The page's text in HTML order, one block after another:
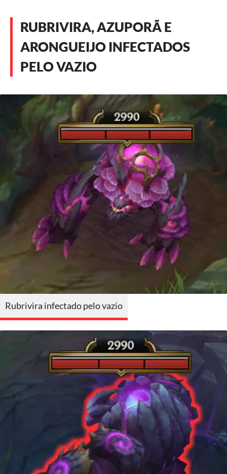
RUBRIVIRA, AZUPORÃ E
ARONGUEIJO INFECTADOS
PELO VAZIO
Rubrivira infectado pelo vazio